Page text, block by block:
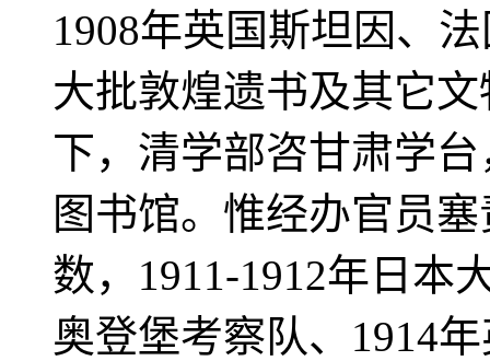
1908年英国斯坦因、
大批敦煌遗书及其它
下，清学部咨甘肃学
图书馆。惟经办官员
数，1911-1912年日本
奥登堡考察队、1914